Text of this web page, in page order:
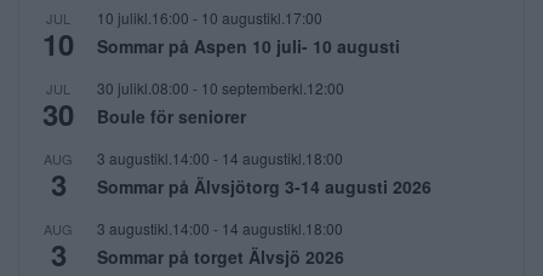
JUL
10
10 julikl.16:00 - 10 augustikl.17:00
Sommar på Aspen 10 juli- 10 augusti
JUL
30
30 julikl.08:00 - 10 septemberkl.12:00
Boule för seniorer
AUG
3
3 augustikl.14:00 - 14 augustikl.18:00
Sommar på Älvsjötorg 3-14 augusti 2026
AUG
3
3 augustikl.14:00 - 14 augustikl.18:00
Sommar på torget Älvsjö 2026